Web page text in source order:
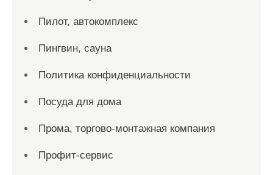
Пилот, автокомплекс
Пингвин, сауна
Политика конфиденциальности
Посуда для дома
Прома, торгово-монтажная компания
Профит-сервис